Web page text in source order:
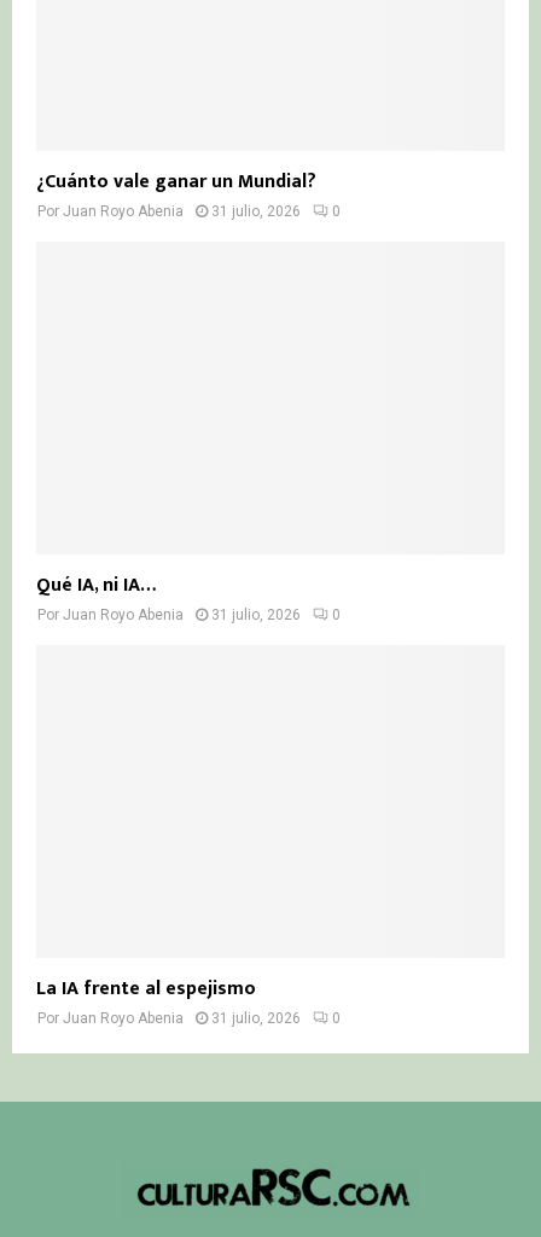
¿Cuánto vale ganar un Mundial?
Por Juan Royo Abenia 31 julio, 2026 0
Qué IA, ni IA…
Por Juan Royo Abenia 31 julio, 2026 0
La IA frente al espejismo
Por Juan Royo Abenia 31 julio, 2026 0